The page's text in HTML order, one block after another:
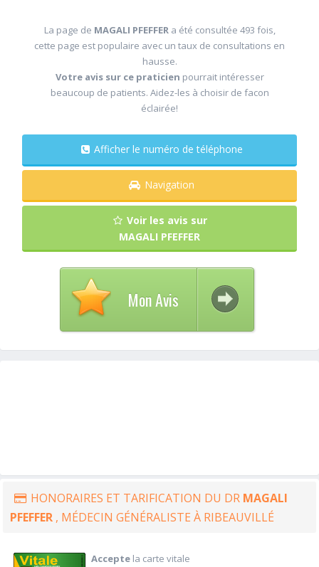
La page de MAGALI PFEFFER a été consultée 493 fois,
cette page est populaire avec un taux de consultations en
hausse.
Votre avis sur ce praticien pourrait intéresser
beaucoup de patients. Aidez-les à choisir de facon
éclairée!
Afficher le numéro de téléphone
Navigation
Voir les avis sur
MAGALI PFEFFER
Mon Avis
HONORAIRES ET TARIFICATION DU DR MAGALI
PFEFFER , MÉDECIN GÉNÉRALISTE À RIBEAUVILLÉ
Acceptela carte vitale